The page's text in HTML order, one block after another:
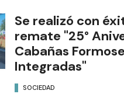
Se realizó con
remate "25°
Cabañas
Integradas"
SOCIEDAD